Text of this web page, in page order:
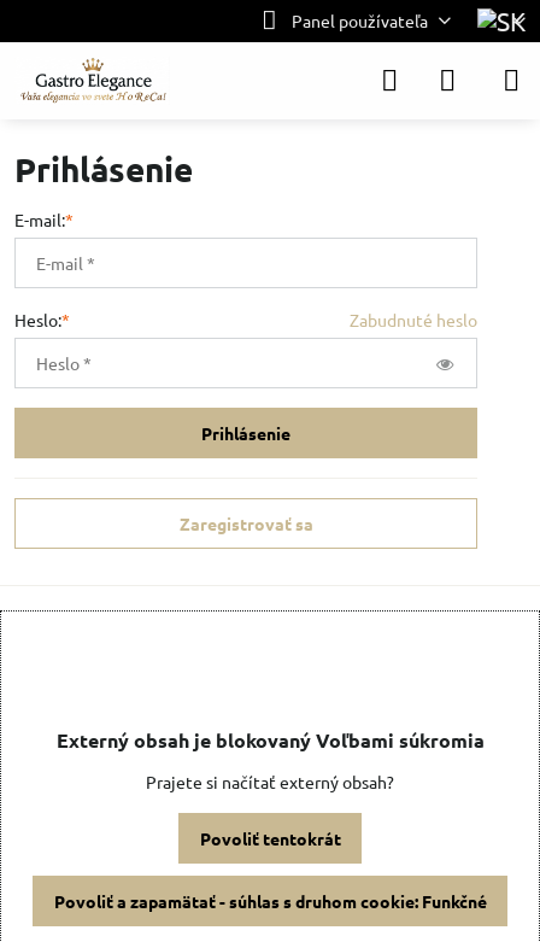
Panel používateľa
Prihlásenie
E-mail:*
Zabudnuté heslo
Heslo:*
Prihlásenie
Zaregistrovať sa
Externý obsah je blokovaný Voľbami súkromia
Prajete si načítať externý obsah?
Povoliť tentokrát
Povoliť a zapamätať - súhlas s druhom cookie: Funkčné